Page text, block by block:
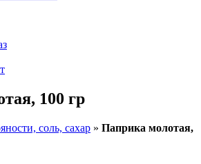
100 гр
соль, сахар » Паприка молотая,